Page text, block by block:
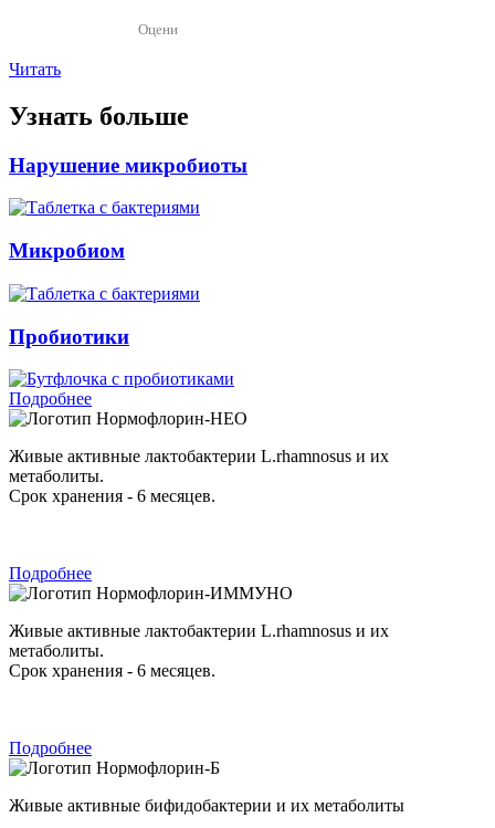
Оцени
Читать
Узнать больше
Нарушение микробиоты
Микробиом
Пробиотики
Подробнее
Нормофлорин-НЕО
Живые активные лактобактерии L.rhamnosus и их
метаболиты.
Срок хранения - 6 месяцев.
Подробнее
Нормофлорин-ИММУНО
Живые активные лактобактерии L.rhamnosus и их
метаболиты.
Срок хранения - 6 месяцев.
Подробнее
Нормофлорин-Б
Живые активные бифидобактерии и их метаболиты